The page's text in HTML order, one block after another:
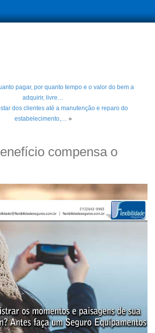
pagar, por quanto tempo e o valor do bem a
adquirir, livre…
dos clientes até a manutenção e reparo do
estabelecimento,… »
compensa o